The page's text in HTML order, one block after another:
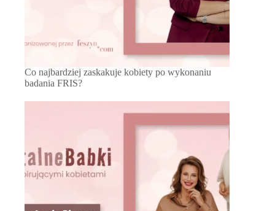
Co najbardziej zaskakuje kobiety po wykonaniu
badania FRIS?